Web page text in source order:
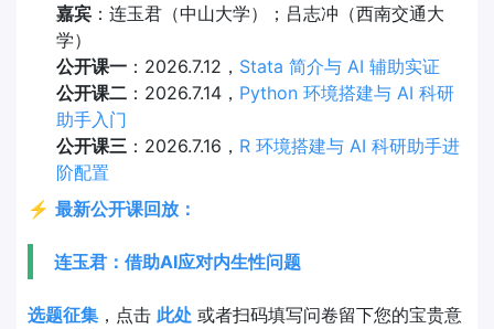
嘉宾：连玉君（中山大学）；吕志冲（西南交通大
学）
公开课一：2026.7.12， Stata 简介与 AI 辅助实证
公开课二：2026.7.14， Python 环境搭建与 AI 科研
助手入门
公开课三 ：2026.7.16， R 环境搭建与 AI 科研助手进
阶配置
⚡ 最新公开课回放：
连玉君：借助AI应对内生性问题
选题征集 ，点击 此处 或者扫码填写问卷留下您的宝贵意